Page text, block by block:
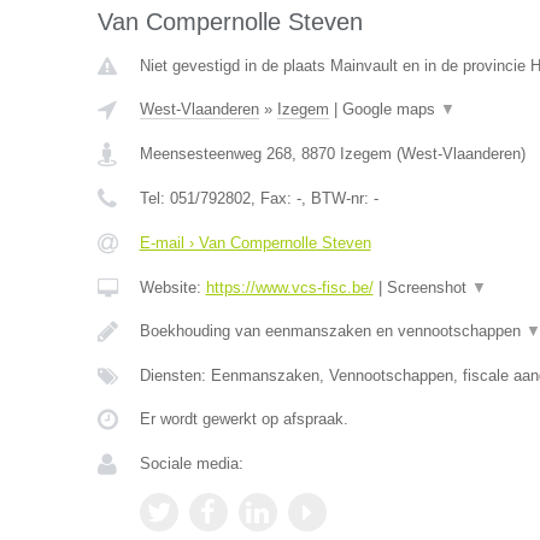
Van Compernolle Steven
Niet gevestigd in de plaats Mainvault en in de provincie
West-Vlaanderen» Izegem Google maps ▼
Meensesteenweg 268, 8870 Izegem (West-Vlaanderen)
Tel: 051/792802, Fax: -, BTW-nr: -
E-mail › Van Compernolle Steven
Website: https://www.vcs-fisc.be/| Screenshot ▼
Boekhouding van eenmanszaken en vennootschappen ▼
Diensten: Eenmanszaken, Vennootschappen, fiscale
Er wordt gewerkt op afspraak.
Sociale media: